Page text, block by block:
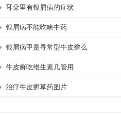
耳朵里有银屑病的症状
银屑病不能吃啥中药
银屑病甲是寻常型牛皮癣么
牛皮癣吃维生素几管用
治疗牛皮癣草药图片